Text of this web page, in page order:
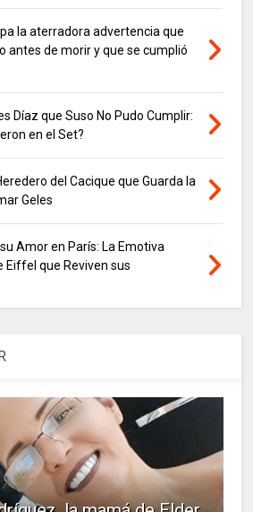
la aterradora advertencia que
antes de morir y que se cumplió
Díaz que Suso No Pudo Cumplir:
en el Set?
del Cacique que Guarda la
Geles
Amor en París: La Emotiva
Eiffel que Reviven sus